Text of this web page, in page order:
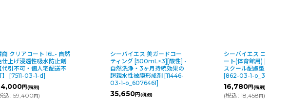
シーバイエス 美ガードコー
ティング [500mL×3][酸性] -
自然洗浄・3ヶ月持続効果の
超親水性被膜形成剤
03-1-o_6076461
35,650円(税別)
シーバイエス ニュートラコ
ート(体育館用) [18L] - シック
スクール配慮型樹脂ワックス
[862-03-1-o_3411526]
16,780
(税込: 18,458円
ミヤキ ニュートン
れ色仕上げ 浸透性保
防汚剤【代引不可・個
送不可】 [7493-17-1-d
70,540円(税別)
(税込: 77,594円